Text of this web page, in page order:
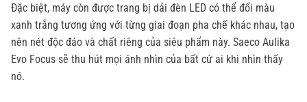
Đặc biệt, máy còn được trang bị dải đèn LED có thể đổi màu
xanh trắng tương ứng với từng giai đoạn pha chế khác nhau, tạo
nên nét độc đáo và chất riêng của siêu phẩm này. Saeco Aulika
Evo Focus sẽ thu hút mọi ánh nhìn của bất cứ ai khi nhìn thấy
nó.